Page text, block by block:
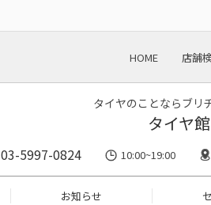
HOME 店舗
タイヤのことならブリ
タイヤ
03-5997-0824 10:00~19:00
お知らせ